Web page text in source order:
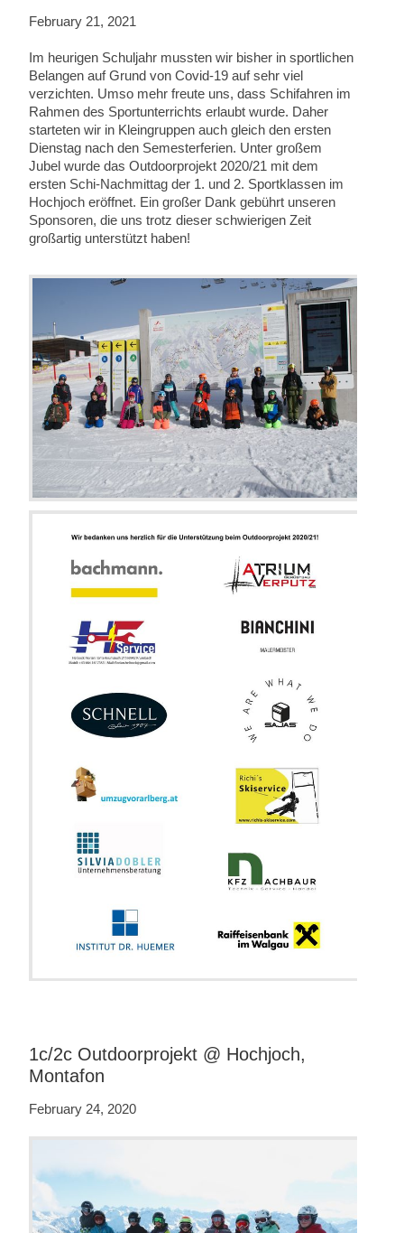
February 21, 2021
Im heurigen Schuljahr mussten wir bisher in sportlichen
Belangen auf Grund von Covid-19 auf sehr viel
verzichten. Umso mehr freute uns, dass Schifahren im
Rahmen des Sportunterrichts erlaubt wurde. Daher
starteten wir in Kleingruppen auch gleich den ersten
Dienstag nach den Semesterferien. Unter großem
Jubel wurde das Outdoorprojekt 2020/21 mit dem
ersten Schi-Nachmittag der 1. und 2. Sportklassen im
Hochjoch eröffnet. Ein großer Dank gebührt unseren
Sponsoren, die uns trotz dieser schwierigen Zeit
großartig unterstützt haben!
1c/2c Outdoorprojekt @ Hochjoch,
Montafon
February 24, 2020